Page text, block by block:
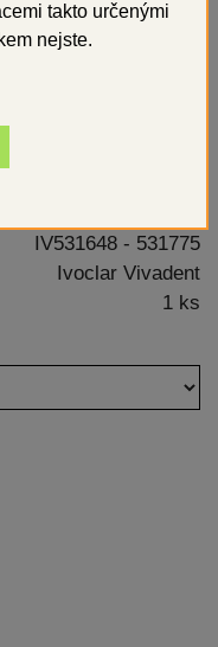
IV531648 - 531775
Ivoclar Vivadent
1 ks
takto určenými
nejste.